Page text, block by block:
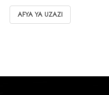
AFYA YA UZAZI